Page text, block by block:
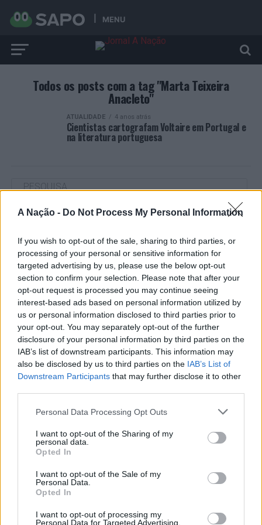
A Nação - Do Not Process My Personal Information
If you wish to opt-out of the sale, sharing to third parties, or
processing of your personal or sensitive information for
targeted advertising by us, please use the below opt-out
section to confirm your selection. Please note that after your
opt-out request is processed you may continue seeing
interest-based ads based on personal information utilized by
us or personal information disclosed to third parties prior to
your opt-out. You may separately opt-out of the further
disclosure of your personal information by third parties on the
IAB’s list of downstream participants. This information may
also be disclosed by us to third parties on the IAB’s List of
Downstream Participants that may further disclose it to other
Personal Data Processing Opt Outs
I want to opt-out of the Sharing of my
personal data.
Opted In
I want to opt-out of the Sale of my
Personal Data.
Opted In
I want to opt-out of processing my
Personal Data for Targeted Advertising.
MENU
Todos os posts com a tag "Marta Teixeira
Anacleto"
ATUALIDADE 4 anos atrás
Cientistas cartografam Voltaire em Portugal e
na literatura portuguesa
ARTIGOS RECENTES
“Millennium Estoril Open 2026” regressou ao circuito ATP
com vitória do francês Luca Van Assche
Castelo Branco: “Bienal Internacional de Artes e Ofícios”
promete afirmar artesanato, património e inovação como
“motores de desenvolvimento económico e cultural” do
município português
Covilhã: Especialista aponta investimento estrangeiro e
valorização imobiliária como motores do crescimento da
Beira Interior
FUNCEX para “reforçar inteligência sobre comércio
Esposende acolhe festival de kitesurf